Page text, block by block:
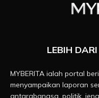
LEBIH
MYBERITA ialah portal
menyampaikan laporan
antarabangsa, politik,